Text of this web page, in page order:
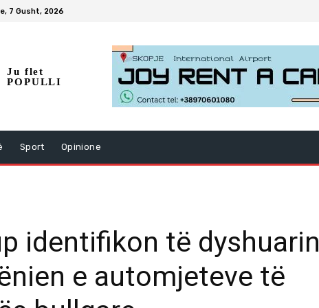
7 Gusht, 2026
Ju flet
POPULLI
Sport Opinione
identifikon të dyshuarin
e automjeteve të